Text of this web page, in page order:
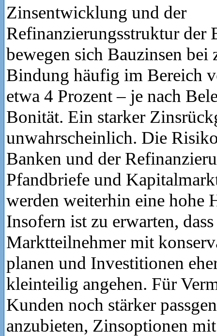
Zinsentwicklung und der
Refinanzierungsstruktur der
bewegen sich Bauzinsen bei
Bindung häufig im Bereich
etwa 4 Prozent – je nach
Bonität. Ein starker
unwahrscheinlich. Die
Banken und der
Pfandbriefe und
werden weiterhin eine hohe
Insofern ist zu erwarten,
Marktteilnehmer mit
planen und Investitionen
kleinteilig angehen. Für
Kunden noch stärker
anzubieten, Zinsoptionen